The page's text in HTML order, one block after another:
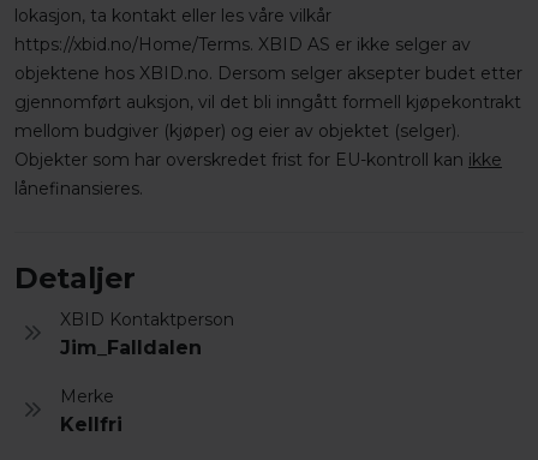
lokasjon, ta kontakt eller les våre vilkår
https://xbid.no/Home/Terms. XBID AS er ikke selger av
objektene hos XBID.no. Dersom selger aksepter budet etter
gjennomført auksjon, vil det bli inngått formell kjøpekontrakt
mellom budgiver (kjøper) og eier av objektet (selger).
Objekter som har overskredet frist for EU-kontroll kan ikke
lånefinansieres.
Detaljer
XBID Kontaktperson
Jim_Falldalen
Merke
Kellfri